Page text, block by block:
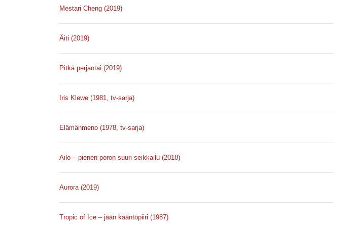
Mestari Cheng (2019)
Äiti (2019)
Pitkä perjantai (2019)
Iris Klewe (1981, tv-sarja)
Elämänmeno (1978, tv-sarja)
Ailo – pienen poron suuri seikkailu (2018)
Aurora (2019)
Tropic of Ice – jään kääntöpiiri (1987)